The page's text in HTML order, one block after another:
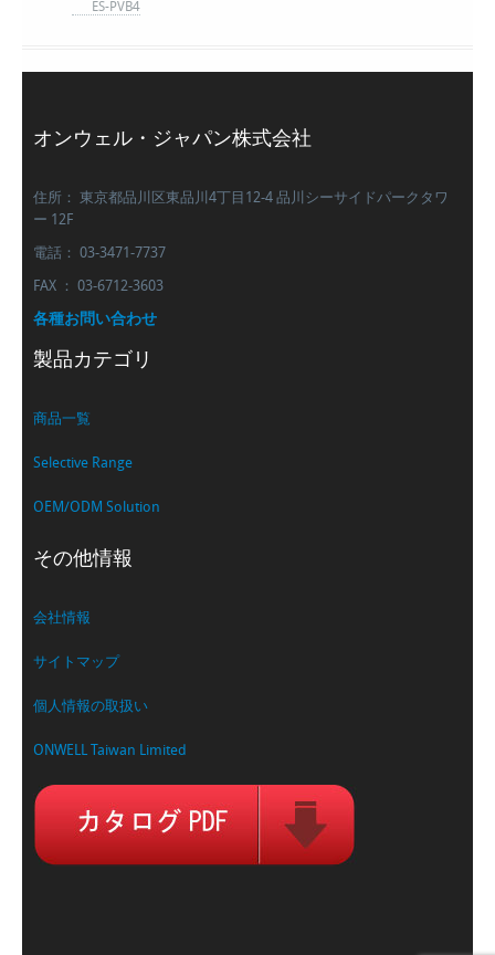
ES-PVB4
オンウェル・ジャパン株式会社
住所： 東京都品川区東品川4丁目12-4 品川シーサイドパークタワ
ー 12F
電話： 03-3471-7737
FAX ： 03-6712-3603
各種お問い合わせ
製品カテゴリ
商品一覧
Selective Range
OEM/ODM Solution
その他情報
会社情報
サイトマップ
個人情報の取扱い
ONWELL Taiwan Limited